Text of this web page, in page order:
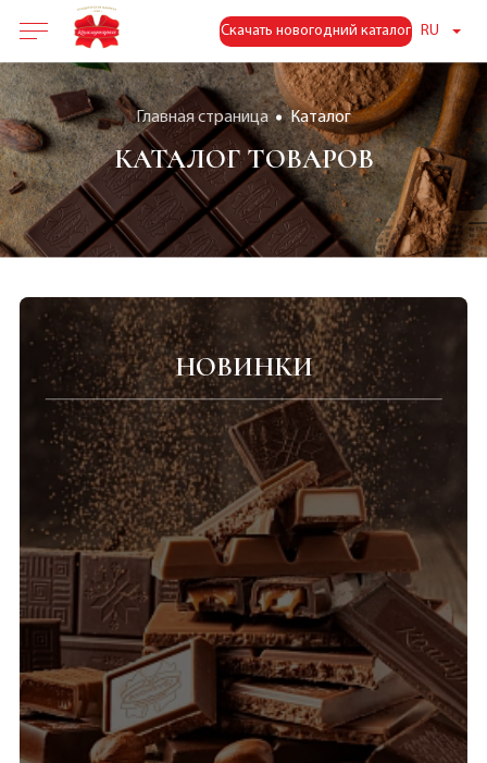
Скачать новогодний каталог RU
Главная страница Каталог
КАТАЛОГ ТОВАРОВ
НОВИНКИ